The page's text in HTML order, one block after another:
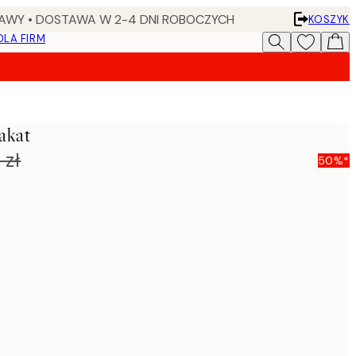
• DOSTAWA W 2-4 DNI ROBOCZYCH
KOSZYK
FIRM
50%*